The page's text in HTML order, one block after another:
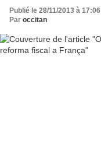
Publié le 28/11/2013 à 17:06
Par occitan